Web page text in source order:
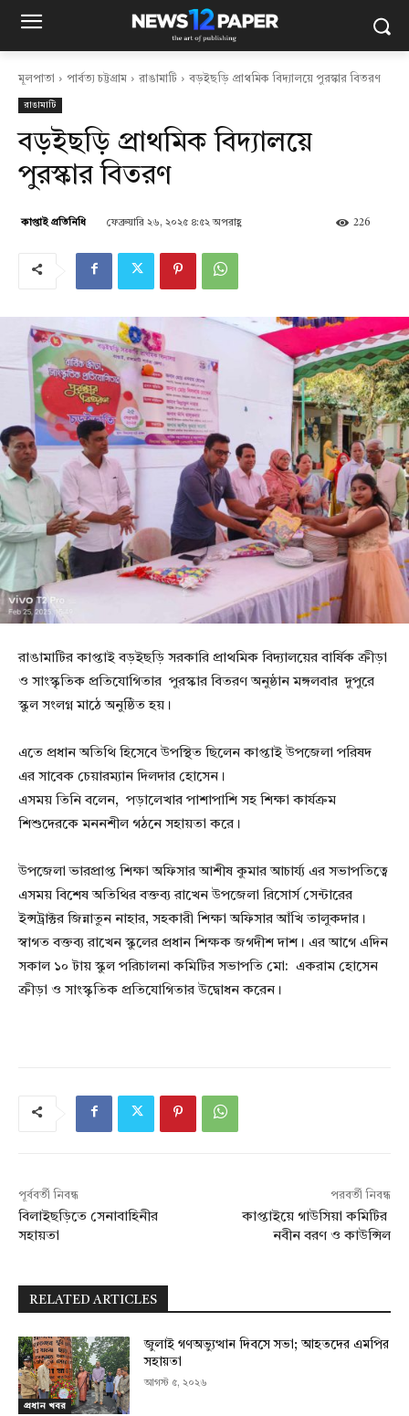
মূলপাতা পার্বত্য চট্টগ্রাম রাঙামাটি বড়ইছড়ি প্রাথমিক বিদ্যালয়ে পুরস্কার বিতরণ
রাঙামাটি
বড়ইছড়ি প্রাথমিক বিদ্যালয়ে
পুরস্কার বিতরণ
কাপ্তাই প্রতিনিধি ফেব্রুয়ারি ২৬, ২০২৫ ৪:৫২ অপরাহ্ণ 226
রাঙামাটির কাপ্তাই বড়ইছড়ি সরকারি প্রাথমিক বিদ্যালয়ের বার্ষিক ক্রীড়া
ও সাংস্কৃতিক প্রতিযোগিতার পুরস্কার বিতরণ অনুষ্ঠান মঙ্গলবার দুপুরে
স্কুল সংলগ্ন মাঠে অনুষ্ঠিত হয়।
এতে প্রধান অতিথি হিসেবে উপস্থিত ছিলেন কাপ্তাই উপজেলা পরিষদ
এর সাবেক চেয়ারম্যান দিলদার হোসেন।
এসময় তিনি বলেন, পড়ালেখার পাশাপাশি সহ শিক্ষা কার্যক্রম
শিশুদেরকে মননশীল গঠনে সহায়তা করে।
উপজেলা ভারপ্রাপ্ত শিক্ষা অফিসার আশীষ কুমার আচার্য্য এর সভাপতিত্বে
এসময় বিশেষ অতিথির বক্তব্য রাখেন উপজেলা রিসোর্স সেন্টারের
ইন্সট্রাক্টর জিন্নাতুন নাহার, সহকারী শিক্ষা অফিসার আঁখি তালুকদার।
স্বাগত বক্তব্য রাখেন স্কুলের প্রধান শিক্ষক জগদীশ দাশ। এর আগে এদিন
সকাল ১০ টায় স্কুল পরিচালনা কমিটির সভাপতি মো: একরাম হোসেন
ক্রীড়া ও সাংস্কৃতিক প্রতিযোগিতার উদ্বোধন করেন।
পূর্ববর্তী নিবন্ধ
বিলাইছড়িতে সেনাবাহিনীর
সহায়তা
পরবর্তী নিবন্ধ
কাপ্তাইয়ে গাউসিয়া কমিটির
নবীন বরণ ও কাউন্সিল
RELATED ARTICLES
প্রধান খবর
জুলাই গণঅভ্যুত্থান দিবসে সভা; আহতদের এমপির
সহায়তা
আগস্ট ৫, ২০২৬